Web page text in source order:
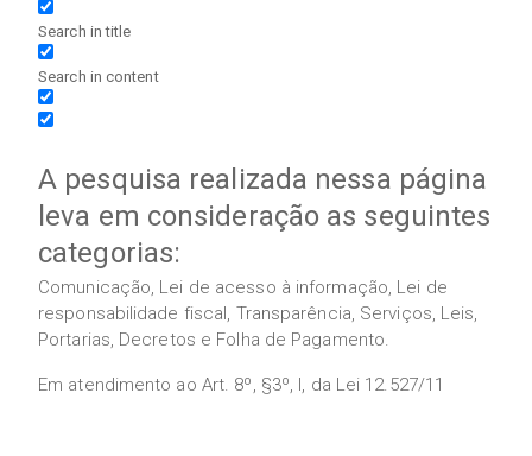
Search in title
Search in content
A pesquisa realizada nessa página
leva em consideração as seguintes
categorias:
Comunicação, Lei de acesso à informação, Lei de
responsabilidade fiscal, Transparência, Serviços, Leis,
Portarias, Decretos e Folha de Pagamento.
Em atendimento ao Art. 8º, §3º, I, da Lei 12.527/11